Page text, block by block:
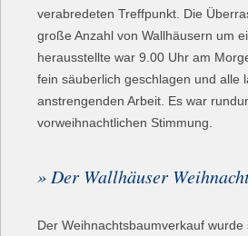
verabredeten Treffpunkt. Die
große Anzahl von Wallhäusern um
herausstellte war 9.00 Uhr am
fein säuberlich geschlagen und alle
anstrengenden Arbeit. Es war
vorweihnachtlichen Stimmung.
» Der Wallhäuser
Der Weihnachtsbaumverkauf